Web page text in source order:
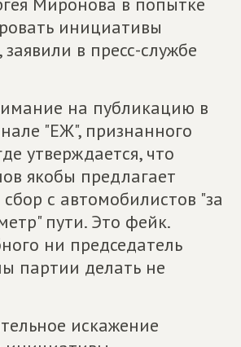
инициативы
заявили в пресс-службе
на публикацию в
"ЕЖ", признанного
утверждается, что
якобы предлагает
с автомобилистов "за
пути. Это фейк.
ни председатель
партии делать не
искажение